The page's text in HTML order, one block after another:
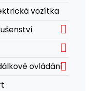
vozítka


ovládání